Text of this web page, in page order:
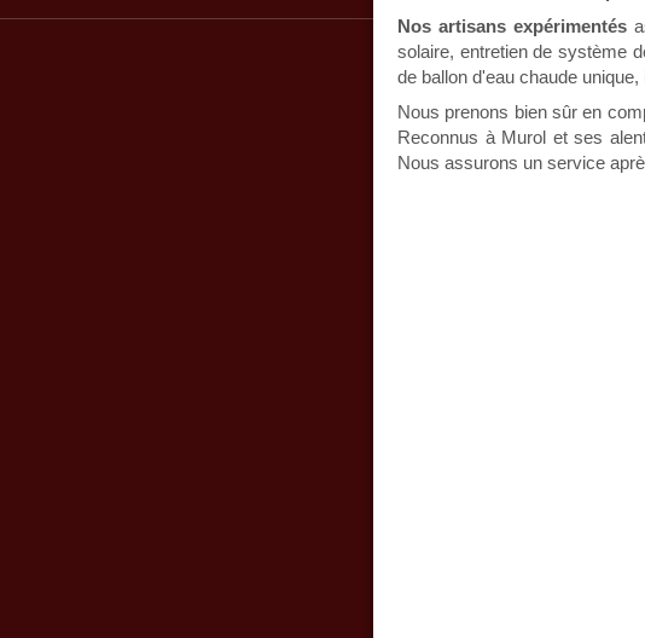
Nos artisans expérimentés
solaire, entretien de système
de ballon d'eau chaude
Nous prenons bien sûr en
Reconnus à Murol et ses
Nous assurons un service